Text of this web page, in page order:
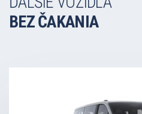
BEZ ČAKANIA